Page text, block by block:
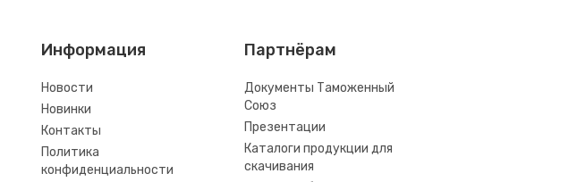
Информация
Новости
Новинки
Контакты
Политика
конфиденциальности
Партнёрам
Документы Таможенный
Союз
Презентации
Каталоги продукции для
скачивания